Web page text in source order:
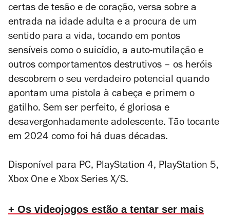
certas de tesão e de coração, versa sobre a
entrada na idade adulta e a procura de um
sentido para a vida, tocando em pontos
sensíveis como o suicídio, a auto-mutilação e
outros comportamentos destrutivos – os heróis
descobrem o seu verdadeiro potencial quando
apontam uma pistola à cabeça e primem o
gatilho. Sem ser perfeito, é gloriosa e
desavergonhadamente adolescente. Tão tocante
em 2024 como foi há duas décadas.
Disponível para PC, PlayStation 4, PlayStation 5,
Xbox One e Xbox Series X/S.
+ Os videojogos estão a tentar ser mais